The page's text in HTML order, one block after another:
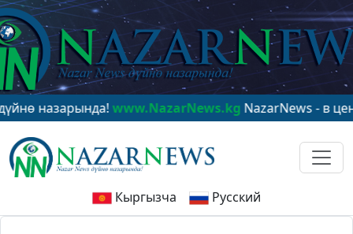
www.NazarNews.kgNazarNews - в центре
Кыргызча Русский